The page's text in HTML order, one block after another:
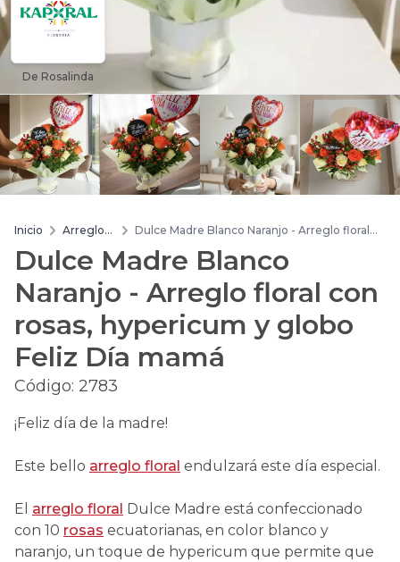
De Rosalinda
Inicio
Arreglos
Dulce Madre Blanco Naranjo - Arreglo floral
Dulce Madre Blanco
Naranjo - Arreglo floral con
rosas, hypericum y globo
Feliz Día mamá
Código: 2783
¡Feliz día de la madre!
Este bello arreglo floral endulzará este día especial.
El arreglo floral Dulce Madre está confeccionado
con 10 rosas ecuatorianas, en color blanco y
naranjo, un toque de hypericum que permite que